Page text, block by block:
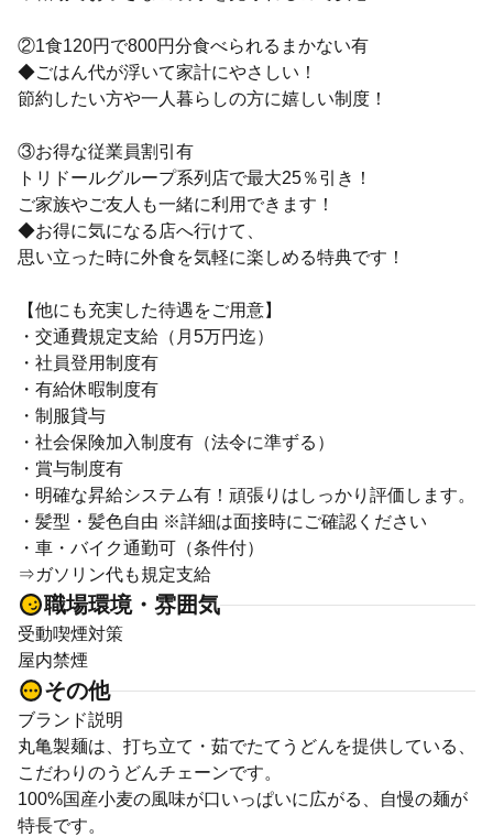
②1食120円で800円分食べられるまかない有
◆ごはん代が浮いて家計にやさしい！
節約したい方や一人暮らしの方に嬉しい制度！
③お得な従業員割引有
トリドールグループ系列店で最大25％引き！
ご家族やご友人も一緒に利用できます！
◆お得に気になる店へ行けて、
思い立った時に外食を気軽に楽しめる特典です！
【他にも充実した待遇をご用意】
・交通費規定支給（月5万円迄）
・社員登用制度有
・有給休暇制度有
・制服貸与
・社会保険加入制度有（法令に準ずる）
・賞与制度有
・明確な昇給システム有！頑張りはしっかり評価します。
・髪型・髪色自由 ※詳細は面接時にご確認ください
・車・バイク通勤可（条件付）
⇒ガソリン代も規定支給
職場環境・雰囲気
受動喫煙対策
屋内禁煙
その他
ブランド説明
丸亀製麺は、打ち立て・茹でたてうどんを提供している、
こだわりのうどんチェーンです。
100%国産小麦の風味が口いっぱいに広がる、自慢の麺が
特長です。